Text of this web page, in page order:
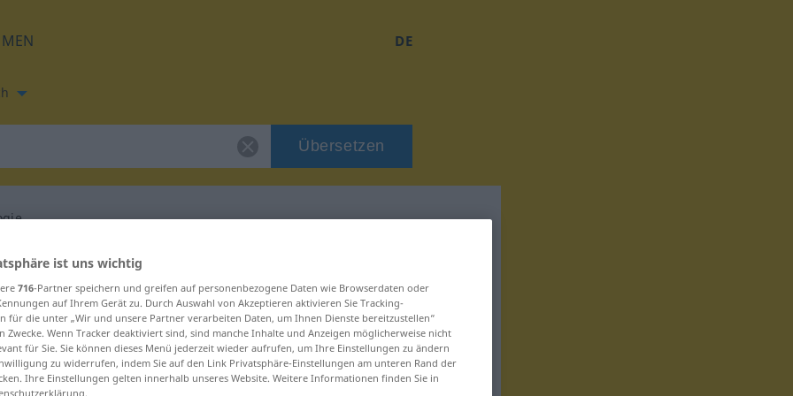
DE
Übersetzen
für "archeologie"
ist uns wichtig
716-Partner speichern und greifen auf personenbezogene Daten wie Browserdaten oder
auf Ihrem Gerät zu. Durch Auswahl von Akzeptieren aktivieren Sie Tracking-
für die unter „Wir und unsere Partner verarbeiten Daten, um Ihnen Dienste bereitzustellen“
Zwecke. Wenn Tracker deaktiviert sind, sind manche Inhalte und Anzeigen möglicherweise nicht
für Sie. Sie können dieses Menü jederzeit wieder aufrufen, um Ihre Einstellungen zu ändern
zu widerrufen, indem Sie auf den Link Privatsphäre-Einstellungen am unteren Rand der
Ihre Einstellungen gelten innerhalb unseres Website. Weitere Informationen finden Sie in